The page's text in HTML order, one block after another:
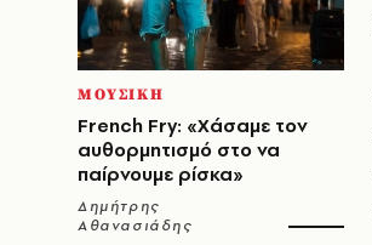
ΜΟΥΣΙΚΗ
French Fry: «Χάσαμε τον
αυθορμητισμό στο να
παίρνουμε ρίσκα»
Δημήτρης
Αθανασιάδης